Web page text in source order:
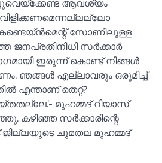
ആവശ്യം
സോണിലുള്ള
ജനപ്രതിനിധി സര്‍ക്കാര്‍
ഇരുന്ന് കൊണ്ട് നിങ്ങള്‍
ഞങ്ങള്‍ എല്ലാവരും ഒരുമിച്ച്‌
എന്താണ് തെറ്റ്?
മുഹമ്മദ് റിയാസ്
കഴിഞ്ഞ സര്‍ക്കാരിന്റെ
ജില്ലയുടെ ചുമതല മുഹമ്മദ്